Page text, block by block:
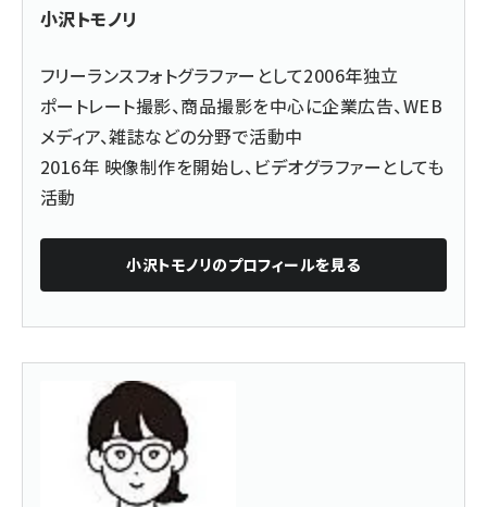
小沢トモノリ
フリーランスフォトグラファーとして2006年独立
ポートレート撮影、商品撮影を中心に企業広告、WEB
メディア、雑誌などの分野で活動中
2016年 映像制作を開始し、ビデオグラファーとしても
活動
小沢トモノリのプロフィールを見る